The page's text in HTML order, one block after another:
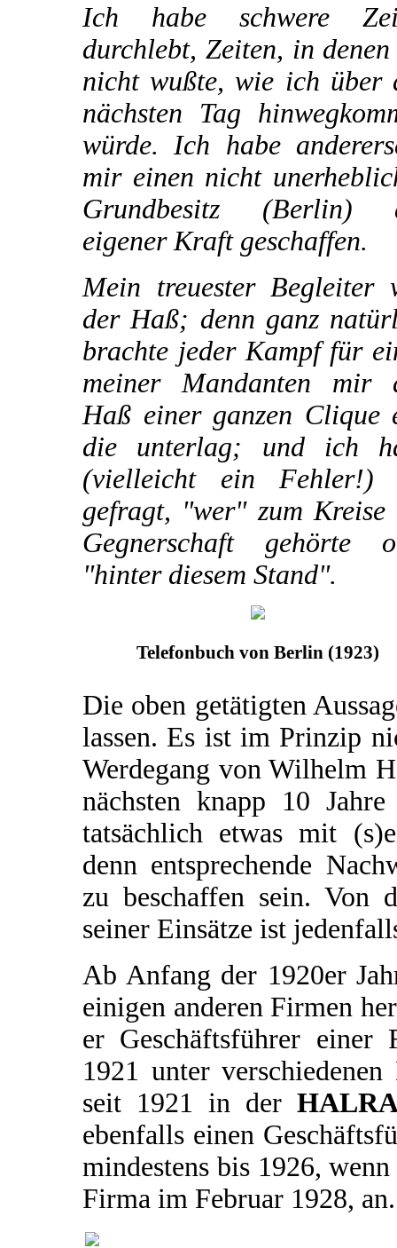
Ich habe schwere
durchlebt, Zeiten, in
nicht wußte, wie ich über
nächsten Tag
würde. Ich habe
mir einen nicht
Grundbesitz (Berlin)
eigener Kraft geschaffen.
Mein treuester Begleiter
der Haß; denn ganz
brachte jeder Kampf für
meiner Mandanten mir
Haß einer ganzen Clique
die unterlag; und ich
(vielleicht ein Fehler!)
gefragt, "wer" zum Kreise
Gegnerschaft gehörte
"hinter diesem Stand".
Telefonbuch von Berlin (1923)
Die oben getätigten
lassen. Es ist im Prinzip
Werdegang von Wilhelm
nächsten knapp 10
tatsächlich etwas mit
denn entsprechende
zu beschaffen sein. Von
seiner Einsätze ist
Ab Anfang der 1920er
einigen anderen Firmen
er Geschäftsführer einer
1921 unter
seit 1921 in der
ebenfalls einen
mindestens bis 1926,
Firma im Februar 1928, an.